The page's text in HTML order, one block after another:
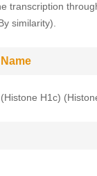
transcription
similarity).
H1c)